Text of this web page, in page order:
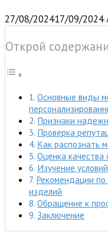
27/08/202417/09/2024
Открой
Основные виды
Признаки
Проверка
Как распознать
Оценка качества
Изучение
Рекомендации
изделий
Обращение к
Заключение